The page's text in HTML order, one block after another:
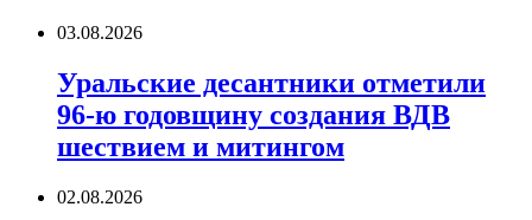
03.08.2026
Уральские десантники отметили
96-ю годовщину создания ВДВ
шествием и митингом
02.08.2026